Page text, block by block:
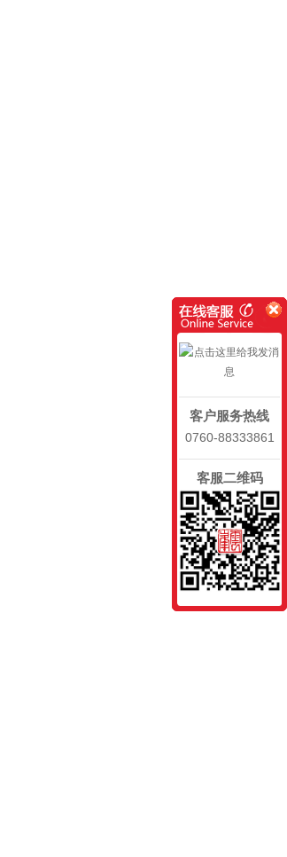
客户服务热线
0760-88333861
客服二维码